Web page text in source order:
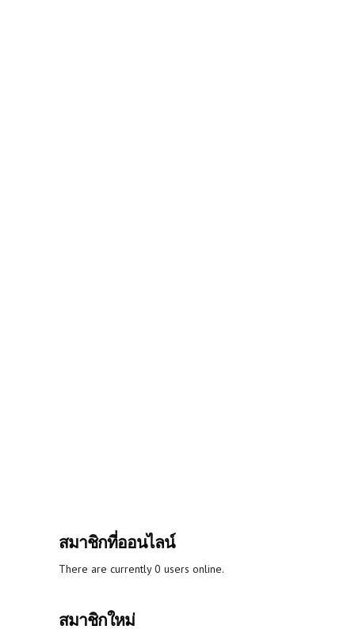
สมาชิกที่ออนไลน์
There are currently 0 users online.
สมาชิกใหม่